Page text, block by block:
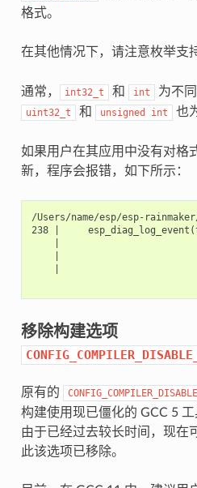
格式。
在其他情况下，请注意枚举支
通常， int32_t 和 int 为不
uint32_t 和 unsigned int 也
如果用户在其应用中没有对格
新，程序会报错，如下所示：
/Users/name/esp/esp-
238 |
|
移除构建选项
原有的
构建使用现已僵化的 GCC 5
由于已经过去较长时间，现在
此该选项已移除。